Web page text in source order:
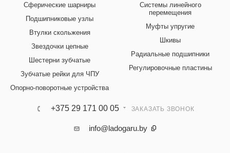
Сферические шарниры
Подшипниковые узлы
Втулки скольжения
Звездочки цепные
Шестерни зубчатые
Зубчатые рейки для ЧПУ
Опорно-поворотные устройства
Системы линейного
перемещения
Муфты упругие
Шкивы
Радиальные подшипники
Регулировочные пластины
+375 29 171 00 05 ЗАКАЗАТЬ ЗВОНОК
info@ladogaru.by